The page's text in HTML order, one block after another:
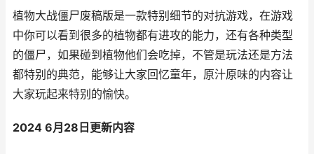
植物大战僵尸废稿版是一款特别细节的对抗游戏，在游戏
中你可以看到很多的植物都有进攻的能力，还有各种类型
的僵尸，如果碰到植物他们会吃掉，不管是玩法还是方法
都特别的典范，能够让大家回忆童年，原汁原味的内容让
大家玩起来特别的愉快。
2024 6月28日更新内容